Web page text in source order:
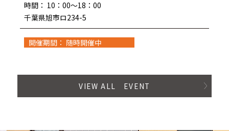
時間： 10：00～18：00
千葉県旭市ロ234-5
開催期間： 随時開催中
VIEW ALL EVENT